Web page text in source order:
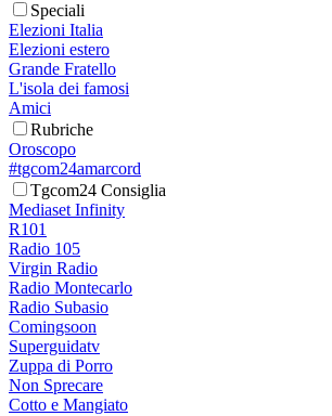
Speciali
Elezioni Italia
Elezioni estero
Grande Fratello
L'isola dei famosi
Amici
Rubriche
Oroscopo
#tgcom24amarcord
Tgcom24 Consiglia
Mediaset Infinity
R101
Radio 105
Virgin Radio
Radio Montecarlo
Radio Subasio
Comingsoon
Superguidatv
Zuppa di Porro
Non Sprecare
Cotto e Mangiato